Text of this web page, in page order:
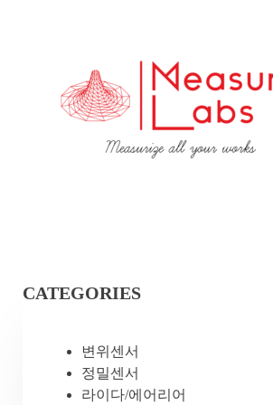
CATEGORIES
변위센서
정밀센서
라이다/에어리어